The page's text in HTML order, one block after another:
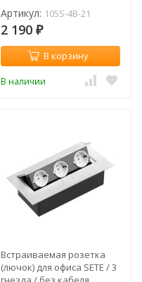
Артикул: 105S-4B-21
2 190 ₽
В корзину
В наличии
Встраиваемая розетка
(лючок) для офиса SETE / 3